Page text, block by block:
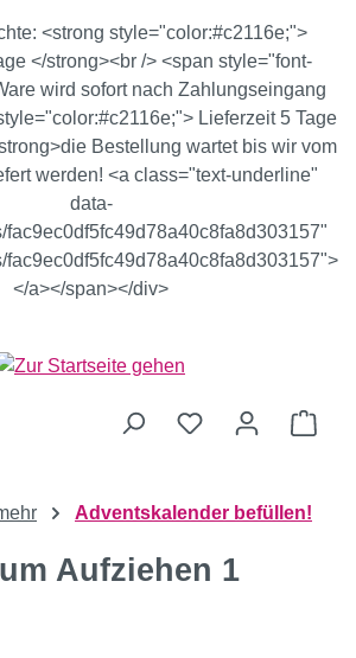
<strong style="color:#c2116e;">
</strong><br /> <span style="font-
wird sofort nach Zahlungseingang
Lieferzeit 5 Tage
Bestellung wartet bis wir vom
werden! <a class="text-underline"
data-
fac9ec0df5fc49d78a40c8fa8d303157"
fac9ec0df5fc49d78a40c8fa8d303157">
</a></span></div>
Adventskalender befüllen!
Aufziehen 1